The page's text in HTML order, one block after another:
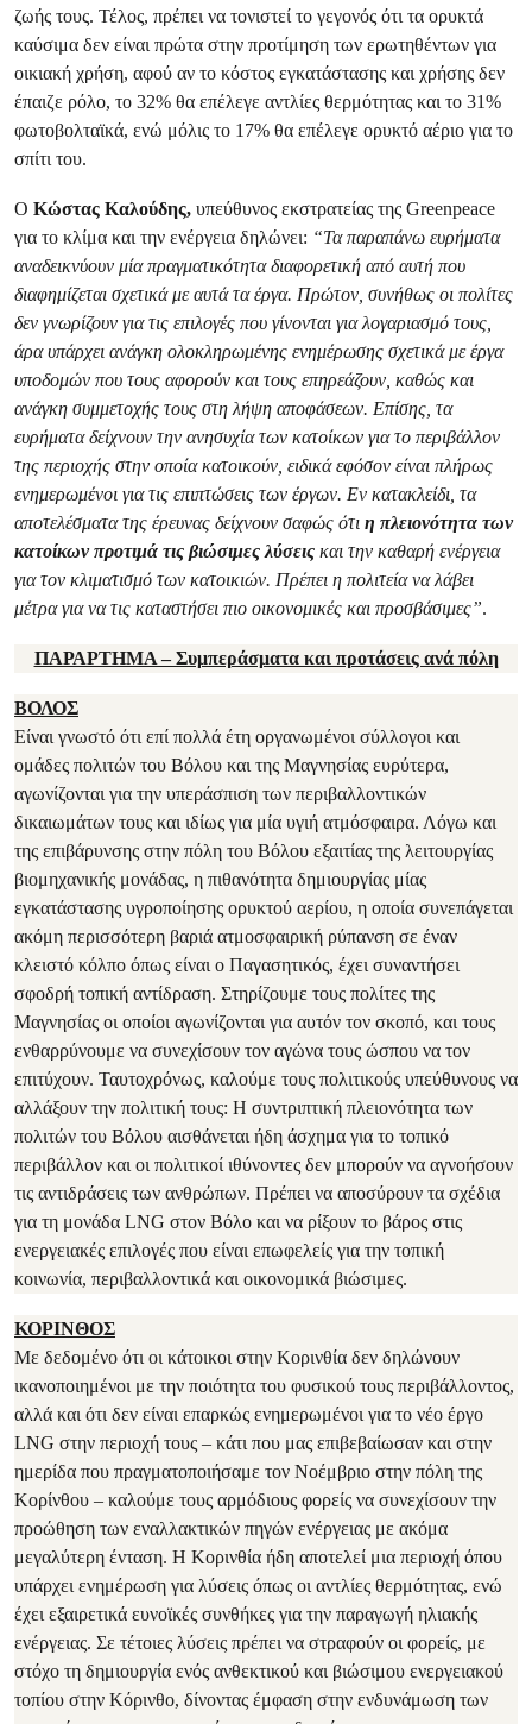
ζωής τους. Τέλος, πρέπει να τονιστεί το γεγονός ότι τα ορυκτά
καύσιμα δεν είναι πρώτα στην προτίμηση των ερωτηθέντων για
οικιακή χρήση, αφού αν το κόστος εγκατάστασης και χρήσης δεν
έπαιζε ρόλο, το 32% θα επέλεγε αντλίες θερμότητας και το 31%
φωτοβολταϊκά, ενώ μόλις το 17% θα επέλεγε ορυκτό αέριο για το
σπίτι του.
Ο Κώστας Καλούδης, υπεύθυνος εκστρατείας της Greenpeace
για το κλίμα και την ενέργεια δηλώνει: “Τα παραπάνω ευρήματα
αναδεικνύουν μία πραγματικότητα διαφορετική από αυτή που
διαφημίζεται σχετικά με αυτά τα έργα. Πρώτον, συνήθως οι πολίτες
δεν γνωρίζουν για τις επιλογές που γίνονται για λογαριασμό τους,
άρα υπάρχει ανάγκη ολοκληρωμένης ενημέρωσης σχετικά με έργα
υποδομών που τους αφορούν και τους επηρεάζουν, καθώς και
ανάγκη συμμετοχής τους στη λήψη αποφάσεων. Επίσης, τα
ευρήματα δείχνουν την ανησυχία των κατοίκων για το περιβάλλον
της περιοχής στην οποία κατοικούν, ειδικά εφόσον είναι πλήρως
ενημερωμένοι για τις επιπτώσεις των έργων. Εν κατακλείδι, τα
αποτελέσματα της έρευνας δείχνουν σαφώς ότι η πλειονότητα των
κατοίκων προτιμά τις βιώσιμες λύσεις και την καθαρή ενέργεια
για τον κλιματισμό των κατοικιών. Πρέπει η πολιτεία να λάβει
μέτρα για να τις καταστήσει πιο οικονομικές και προσβάσιμες”.
ΠΑΡΑΡΤΗΜΑ – Συμπεράσματα και προτάσεις ανά πόλη
ΒΟΛΟΣ
Είναι γνωστό ότι επί πολλά έτη οργανωμένοι σύλλογοι και
ομάδες πολιτών του Βόλου και της Μαγνησίας ευρύτερα,
αγωνίζονται για την υπεράσπιση των περιβαλλοντικών
δικαιωμάτων τους και ιδίως για μία υγιή ατμόσφαιρα. Λόγω και
της επιβάρυνσης στην πόλη του Βόλου εξαιτίας της λειτουργίας
βιομηχανικής μονάδας, η πιθανότητα δημιουργίας μίας
εγκατάστασης υγροποίησης ορυκτού αερίου, η οποία συνεπάγεται
ακόμη περισσότερη βαριά ατμοσφαιρική ρύπανση σε έναν
κλειστό κόλπο όπως είναι ο Παγασητικός, έχει συναντήσει
σφοδρή τοπική αντίδραση. Στηρίζουμε τους πολίτες της
Μαγνησίας οι οποίοι αγωνίζονται για αυτόν τον σκοπό, και τους
ενθαρρύνουμε να συνεχίσουν τον αγώνα τους ώσπου να τον
επιτύχουν. Ταυτοχρόνως, καλούμε τους πολιτικούς υπεύθυνους να
αλλάξουν την πολιτική τους: Η συντριπτική πλειονότητα των
πολιτών του Βόλου αισθάνεται ήδη άσχημα για το τοπικό
περιβάλλον και οι πολιτικοί ιθύνοντες δεν μπορούν να αγνοήσουν
τις αντιδράσεις των ανθρώπων. Πρέπει να αποσύρουν τα σχέδια
για τη μονάδα LNG στον Βόλο και να ρίξουν το βάρος στις
ενεργειακές επιλογές που είναι επωφελείς για την τοπική
κοινωνία, περιβαλλοντικά και οικονομικά βιώσιμες.
ΚΟΡΙΝΘΟΣ
Με δεδομένο ότι οι κάτοικοι στην Κορινθία δεν δηλώνουν
ικανοποιημένοι με την ποιότητα του φυσικού τους περιβάλλοντος,
αλλά και ότι δεν είναι επαρκώς ενημερωμένοι για το νέο έργο
LNG στην περιοχή τους – κάτι που μας επιβεβαίωσαν και στην
ημερίδα που πραγματοποιήσαμε τον Νοέμβριο στην πόλη της
Κορίνθου – καλούμε τους αρμόδιους φορείς να συνεχίσουν την
προώθηση των εναλλακτικών πηγών ενέργειας με ακόμα
μεγαλύτερη ένταση. Η Κορινθία ήδη αποτελεί μια περιοχή όπου
υπάρχει ενημέρωση για λύσεις όπως οι αντλίες θερμότητας, ενώ
έχει εξαιρετικά ευνοϊκές συνθήκες για την παραγωγή ηλιακής
ενέργειας. Σε τέτοιες λύσεις πρέπει να στραφούν οι φορείς, με
στόχο τη δημιουργία ενός ανθεκτικού και βιώσιμου ενεργειακού
τοπίου στην Κόρινθο, δίνοντας έμφαση στην ενδυνάμωση των